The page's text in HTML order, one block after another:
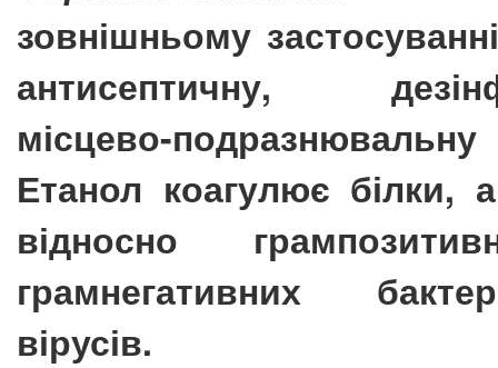
зовнішньому
антисептичну,
місцево-
Етанол коагулює білки,
відносно
грамнегативних
вірусів.